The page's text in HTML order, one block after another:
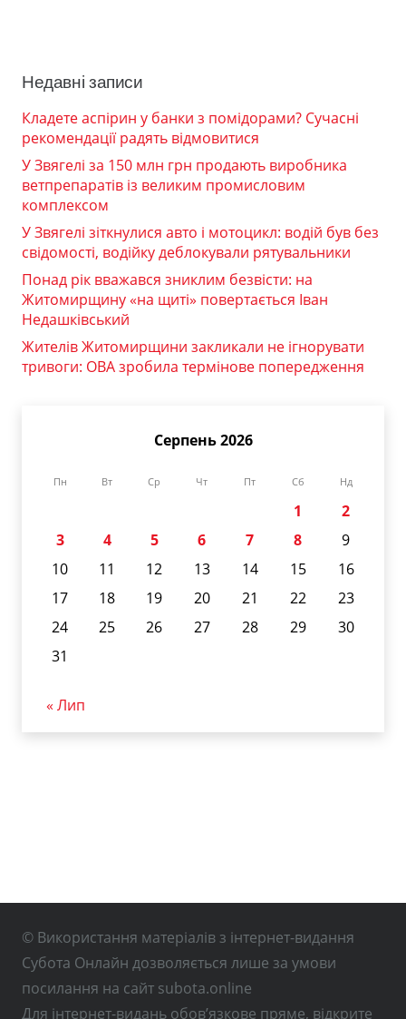
Недавні записи
Кладете аспірин у банки з помідорами? Сучасні
рекомендації радять відмовитися
У Звягелі за 150 млн грн продають виробника
ветпрепаратів із великим промисловим
комплексом
У Звягелі зіткнулися авто і мотоцикл: водій був без
свідомості, водійку деблокували рятувальники
Понад рік вважався зниклим безвісти: на
Житомирщину «на щиті» повертається Іван
Недашківський
Жителів Житомирщини закликали не ігнорувати
тривоги: ОВА зробила термінове попередження
Серпень 2026
Пн Вт Ср Чт Пт Сб Нд
1
2
3
4 5 6 7 8
9
10
11 12 13 14 15
16
17
18 19 20 21 22
23
24
25 26 27 28 29
30
31
« Лип
© Використання матеріалів з інтернет-видання
Субота Онлайн дозволяється лише за умови
посилання на сайт subota.online
Для інтернет-видань обов’язкове пряме, відкрите